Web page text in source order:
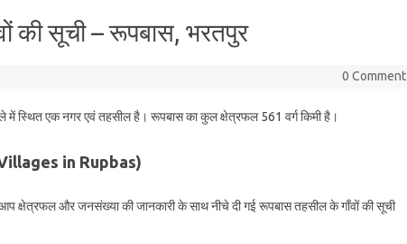
की सूची – रूपबास, भरतपुर
0 Comment
में स्थित एक नगर एवं तहसील है। रूपबास का कुल क्षेत्रफल 561 वर्ग किमी है।
in Rupbas)
क्षेत्रफल और जनसंख्या की जानकारी के साथ नीचे दी गई रूपबास तहसील के गाँवों की सूची